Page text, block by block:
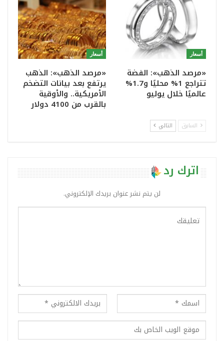
أسعار
«مرصد الذهب»: الفضة
تتراجع 1% محليًا و1.7%
عالميًا خلال يوليو
أسعار
«مرصد الذهب»: الذهب
يرتفع بعد بيانات التضخم
الأمريكية.. والأوقية
بالقرب من 4100 دولار
السابق التالي
اترك رد
لن يتم نشر عنوان بريدك الإلكتروني.